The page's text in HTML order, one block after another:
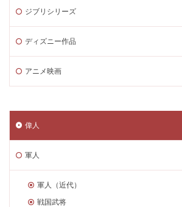
ジブリシリーズ
ディズニー作品
アニメ映画
偉人
軍人
軍人（近代）
戦国武将